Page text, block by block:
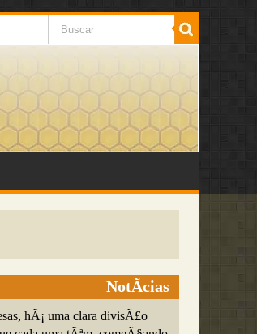
NotÃ­cias
hÃ¡ uma clara divisÃ£o